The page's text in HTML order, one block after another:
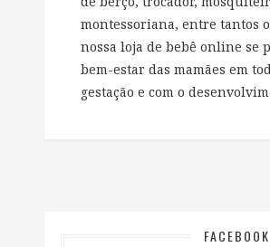
montessoriana, entre tantos
nossa loja de bebê online se
bem-estar das mamães em
gestação e com o
FACEBOOK